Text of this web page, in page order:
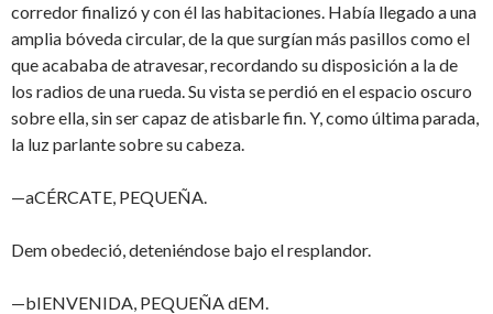
corredor finalizó y con él las habitaciones. Había llegado a una
amplia bóveda circular, de la que surgían más pasillos como el
que acababa de atravesar, recordando su disposición a la de
los radios de una rueda. Su vista se perdió en el espacio oscuro
sobre ella, sin ser capaz de atisbarle fin. Y, como última parada,
la luz parlante sobre su cabeza.
—aCÉRCATE, PEQUEÑA.
Dem obedeció, deteniéndose bajo el resplandor.
—bIENVENIDA, PEQUEÑA dEM.